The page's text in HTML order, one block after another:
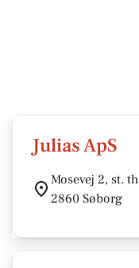
Julias ApS
Mosevej 2, st. th
2860 Søborg